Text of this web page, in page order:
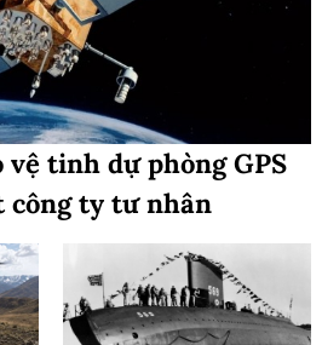
vệ tinh dự phòng GPS
công ty tư nhân